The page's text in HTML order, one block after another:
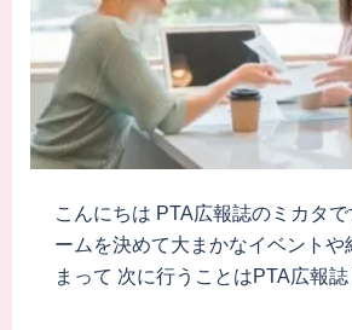
こんにちは PTA広報誌のミカタ
ームを決めて大まかなイベントや
まって 次に行うことはPTA広報